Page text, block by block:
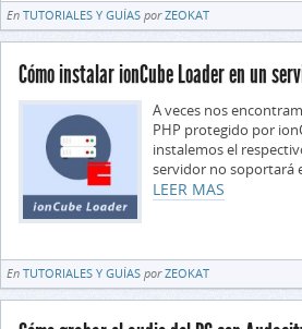
En TUTORIALES Y GUÍAS porZEOKAT
Cómo instalar ionCube Loader en un
A veces nos
PHP protegido por
instalemos el
servidor no soportará
LEER MAS
En TUTORIALES Y GUÍAS porZEOKAT